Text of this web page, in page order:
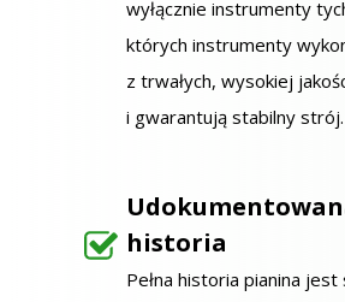
wyłącznie instrumenty
których instrumenty
z trwałych, wysokiej
i gwarantują stabilny strój.
historia
Pełna historia pianina jest